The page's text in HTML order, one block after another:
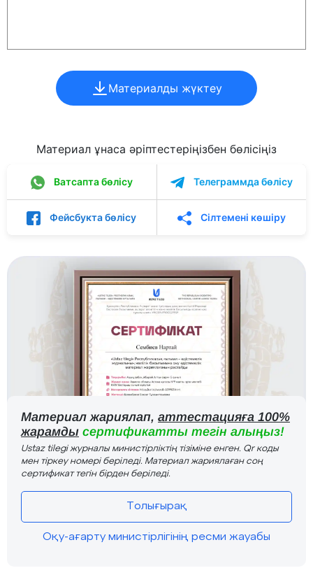
Материалды жүктеу
Материал ұнаса әріптестеріңізбен бөлісіңіз
Ватсапта бөлісу Телеграммда бөлісу
Фейсбукта бөлісу Сілтемені көшіру
Материал жариялап, аттестацияға 100%
жарамды сертификатты тегін алыңыз!
Ustaz tilegi журналы министірліктің тізіміне енген. Qr коды
мен тіркеу номері беріледі. Материал жариялаған соң
сертификат тегін бірден беріледі.
Толығырақ
Оқу-ағарту министірлігінің ресми жауабы